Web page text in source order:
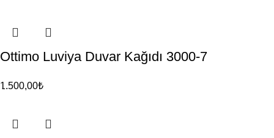
Ottimo Luviya Duvar Kağıdı 3000-7
1.500,00₺